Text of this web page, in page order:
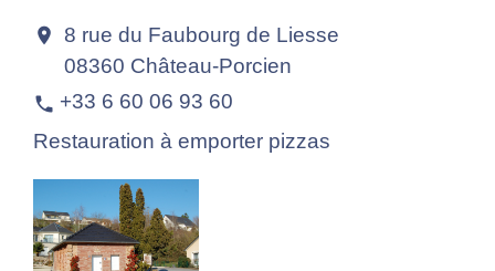
location_on 8 rue du Faubourg de Liesse
08360 Château-Porcien
phone +33 6 60 06 93 60
Restauration à emporter pizzas